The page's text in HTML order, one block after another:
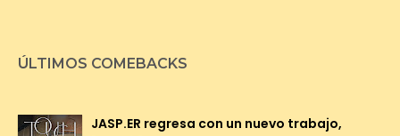
ÚLTIMOS COMEBACKS
JASP.ER regresa con un nuevo trabajo,